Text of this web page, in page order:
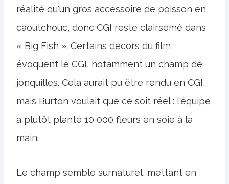
réalité qu'un gros accessoire de poisson en
caoutchouc, donc CGI reste clairsemé dans
« Big Fish ». Certains décors du film
évoquent le CGI, notamment un champ de
jonquilles. Cela aurait pu être rendu en CGI,
mais Burton voulait que ce soit réel : l'équipe
a plutôt planté 10 000 fleurs en soie à la
main.
Le champ semble surnaturel, mettant en